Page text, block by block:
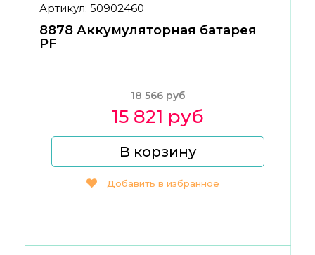
Артикул: 50902460
8878 Аккумуляторная батарея
PF
18 566 руб
15 821 руб
В корзину
Добавить в избранное